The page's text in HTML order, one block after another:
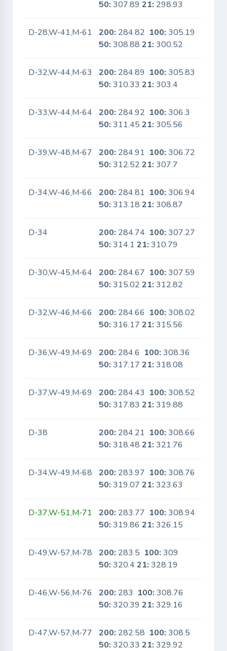
50: 307.8921: 298.93
D-28,W-41,M-61 200: 284.82 100: 305.19
50: 308.8821: 300.52
D-32,W-44,M-63 200: 284.89 100: 305.83
50: 310.3321: 303.4
D-33,W-44,M-64 200: 284.92 100: 306.3
50: 311.4521: 305.56
D-39,W-48,M-67 200: 284.91 100: 306.72
50: 312.5221: 307.7
D-34,W-46,M-66 200: 284.81 100: 306.94
50: 313.1821: 308.87
D-34 200: 284.74 100: 307.27
50: 314.121: 310.79
D-30,W-45,M-64 200: 284.67 100: 307.59
50: 315.0221: 312.82
D-32,W-46,M-66 200: 284.66 100: 308.02
50: 316.1721: 315.56
D-36,W-49,M-69 200: 284.6 100: 308.36
50: 317.1721: 318.08
D-37,W-49,M-69 200: 284.43 100: 308.52
50: 317.8321: 319.88
D-38 200: 284.21 100: 308.66
50: 318.4821: 321.76
D-34,W-49,M-68 200: 283.97 100: 308.76
50: 319.0721: 323.63
D-37,W-51,M-71 200: 283.77 100: 308.94
50: 319.8621: 326.15
D-49,W-57,M-78 200: 283.5 100: 309
50: 320.421: 328.19
D-46,W-56,M-76 200: 283 100: 308.76
50: 320.3921: 329.16
D-47,W-57,M-77 200: 282.58 100: 308.5
50: 320.3321: 329.92